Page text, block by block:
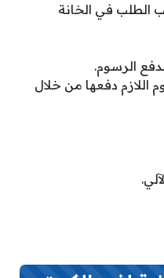
الطلب في الخانة
الرسوم.
اللازم دفعها من خلال